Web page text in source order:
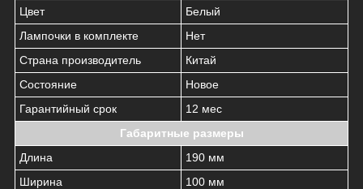
Цвет
Белый
Лампочки в комплекте
Нет
Страна производитель
Китай
Состояние
Новое
Гарантийный срок
12 мес
Габаритные размеры
Длина
190 мм
Ширина
100 мм